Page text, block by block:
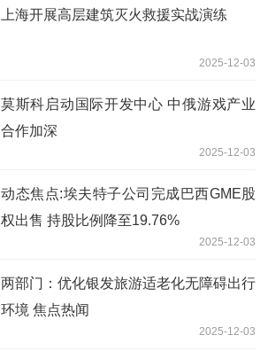
上海开展高层建筑灭火救援实战演练
2025-12-03
莫斯科启动国际开发中心 中俄游戏产业
合作加深
2025-12-03
动态焦点:埃夫特子公司完成巴西GME股
权出售 持股比例降至19.76%
2025-12-03
两部门：优化银发旅游适老化无障碍出行
环境 焦点热闻
2025-12-03